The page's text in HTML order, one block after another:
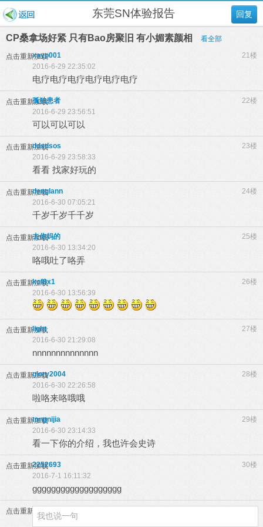
回复
东莞SN体验报告
CP桑拿场好紧 只有Bao房聚旧 有小媚素颜相 看全部
点击重新加载 21楼
xayp001
2016-6-29 22:35:02
电疗电疗电疗电疗电疗电疗
点击重新加载 22楼
孤独患者
2016-6-29 23:56:51
可以可以可以
点击重新加载 23楼
ddsdsos
2016-6-29 23:58:33
看看 找家好玩的
点击重新加载 24楼
denglann
2016-6-30 07:05:21
千岁千岁千千岁
点击重新加载 25楼
去你妈的
2016-6-30 13:34:20
咯哦吐了咯弄
点击重新加载 26楼
kof8x1
2016-6-30 13:56:39
点击重新加载 27楼
light
2016-6-30 21:29:08
nnnnnnnnnnnnnn
点击重新加载 28楼
glory2004
2016-6-30 22:26:58
啦咯来咯哦哦
点击重新加载 29楼
tongnijia
2016-6-30 23:14:33
看一下你的介绍，我也许会史诗
点击重新加载 30楼
2252693
2016-7-1 16:11:32
ggggggggggggggggggg
点击重新加载